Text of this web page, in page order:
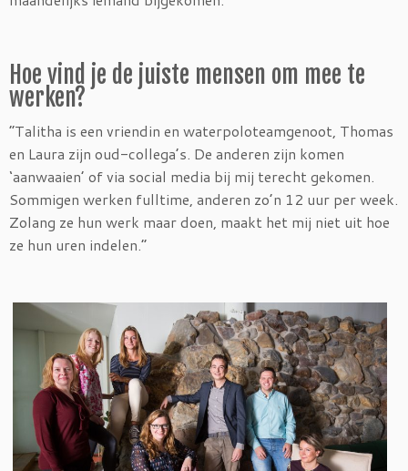
Hoe vind je de juiste mensen om mee te
werken?
“Talitha is een vriendin en waterpoloteamgenoot, Thomas
en Laura zijn oud-collega’s. De anderen zijn komen
‘aanwaaien’ of via social media bij mij terecht gekomen.
Sommigen werken fulltime, anderen zo’n 12 uur per week.
Zolang ze hun werk maar doen, maakt het mij niet uit hoe
ze hun uren indelen.”